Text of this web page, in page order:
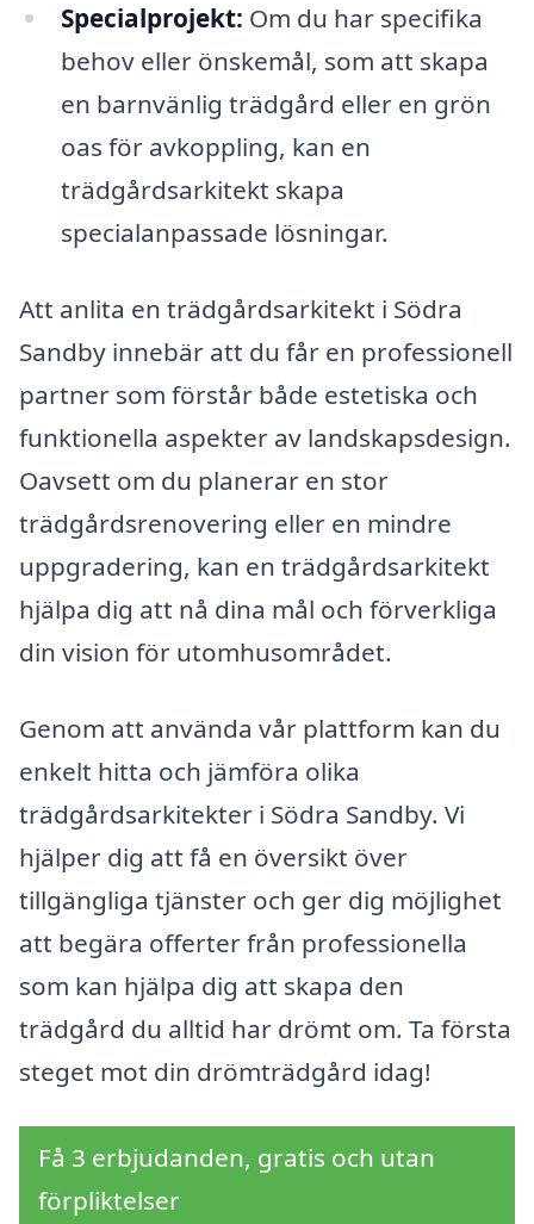
Specialprojekt: Om du har specifika
behov eller önskemål, som att skapa
en barnvänlig trädgård eller en grön
oas för avkoppling, kan en
trädgårdsarkitekt skapa
specialanpassade lösningar.
Att anlita en trädgårdsarkitekt i Södra
Sandby innebär att du får en professionell
partner som förstår både estetiska och
funktionella aspekter av landskapsdesign.
Oavsett om du planerar en stor
trädgårdsrenovering eller en mindre
uppgradering, kan en trädgårdsarkitekt
hjälpa dig att nå dina mål och förverkliga
din vision för utomhusområdet.
Genom att använda vår plattform kan du
enkelt hitta och jämföra olika
trädgårdsarkitekter i Södra Sandby. Vi
hjälper dig att få en översikt över
tillgängliga tjänster och ger dig möjlighet
att begära offerter från professionella
som kan hjälpa dig att skapa den
trädgård du alltid har drömt om. Ta första
steget mot din drömträdgård idag!
Få 3 erbjudanden, gratis och utan
förpliktelser